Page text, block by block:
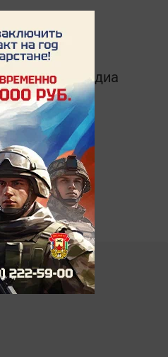
каналеТатмедиа
MАХ: